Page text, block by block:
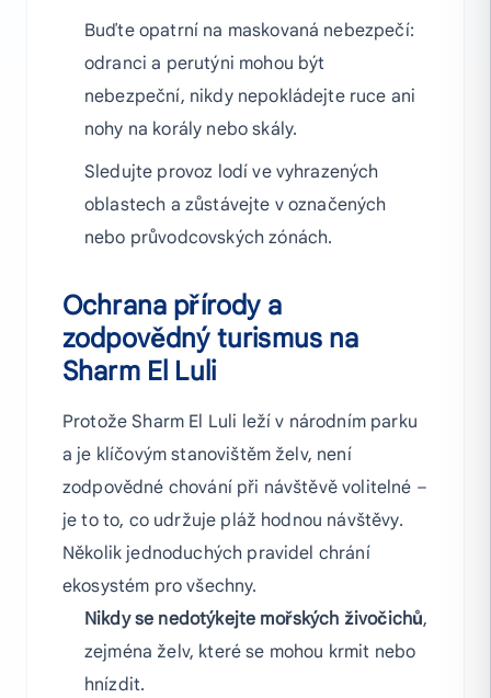
Buďte opatrní na maskovaná nebezpečí:
odranci a perutýni mohou být
nebezpeční, nikdy nepokládejte ruce ani
nohy na korály nebo skály.
Sledujte provoz lodí ve vyhrazených
oblastech a zůstávejte v označených
nebo průvodcovských zónách.
Ochrana přírody a
zodpovědný turismus na
Sharm El Luli
Protože Sharm El Luli leží v národním parku
a je klíčovým stanovištěm želv, není
zodpovědné chování při návštěvě volitelné –
je to to, co udržuje pláž hodnou návštěvy.
Několik jednoduchých pravidel chrání
ekosystém pro všechny.
Nikdy se nedotýkejte mořských živočichů,
zejména želv, které se mohou krmit nebo
hnízdit.